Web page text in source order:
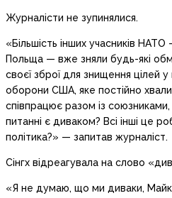
Журналісти не зупинялися.
«Більшість інших учасників НАТО
Польща — вже зняли будь-які
своєї зброї для знищення цілей у
оборони США, яке постійно
співпрацює разом із
питанні є диваком? Всі інші це
політика?» — запитав журналіст.
Сінгх відреагувала на слово
«Я не думаю, що ми диваки,